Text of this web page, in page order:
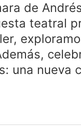
de
teatral
una nueva